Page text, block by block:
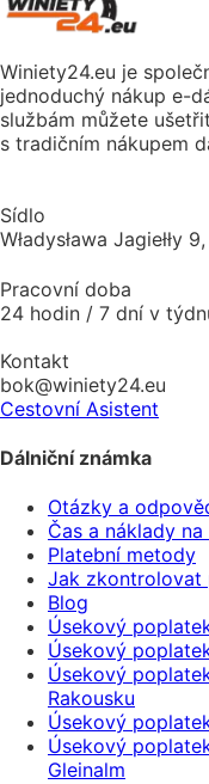
Winiety24.eu je
jednoduchý nákup e-
službám můžete
s tradičním nákupem
Sídlo
Władysława
Pracovní doba
24 hodin / 7 dní v
Kontakt
bok@winiety24.eu
Cestovní Asistent
Dálniční známka
Otázky a
Čas a náklady
Platební metody
Jak zkontrolovat
Blog
Úsekový
Úsekový
Úsekový
Rakousku
Úsekový
Úsekový
Gleinalm